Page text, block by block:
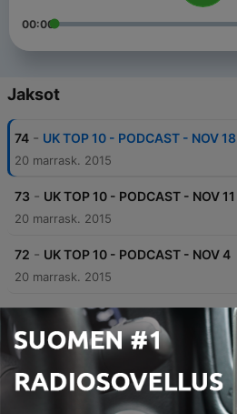
00:00
Jaksot
74 - UK TOP 10 - PODCAST - NOV 18
20 marrask. 2015
73 - UK TOP 10 - PODCAST - NOV 11
20 marrask. 2015
72 - UK TOP 10 - PODCAST - NOV 4
20 marrask. 2015
71 - UK TOP 10 - PODCAST - OCT 27
15 marrask. 2015
70 - UK TOP 10 - PODCAST - OCT 21
27 lokak. 2015